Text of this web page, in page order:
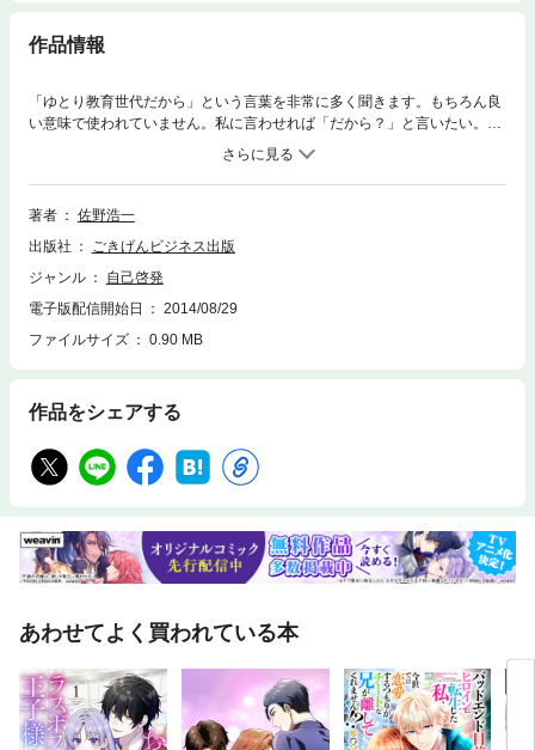
作品情報
「ゆとり教育世代だから」という言葉を非常に多く聞きます。もちろん良
い意味で使われていません。私に言わせれば「だから？」と言いたい。そ
の言葉は、問題解決になる言葉と思えないからです。自分で気づき、自分
で行動し、その行動に責任を持てる自立した若いビジネスパーソンはたく
さんいます。本書は、シンプルであり実践的な思考として執筆しました。
シンプルだからこそ実践できるのです。 そして、２０代のビジネスパーソ
ます。
著者
佐野浩一
出版社
ごきげんビジネス出版
ジャンル
自己啓発
電子版配信開始日
2014/08/29
ファイルサイズ
0.90 MB
作品をシェアする
あわせてよく買われている本